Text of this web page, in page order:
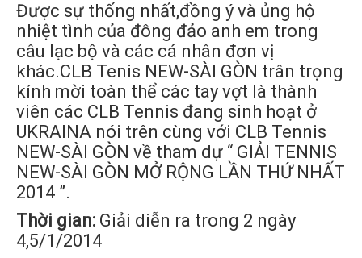
Được sự thống nhất,đồng ý và ủng hộ
nhiệt tình của đông đảo anh em trong
câu lạc bộ và các cá nhân đơn vị
khác.CLB Tenis NEW-SÀI GÒN trân trọng
kính mời toàn thể các tay vợt là thành
viên các CLB Tennis đang sinh hoạt ở
UKRAINA nói trên cùng với CLB Tennis
NEW-SÀI GÒN về tham dự “ GIẢI TENNIS
NEW-SÀI GÒN MỞ RỘNG LẦN THỨ NHẤT
2014 ”.
Thời gian: Giải diễn ra trong 2 ngày
4,5/1/2014